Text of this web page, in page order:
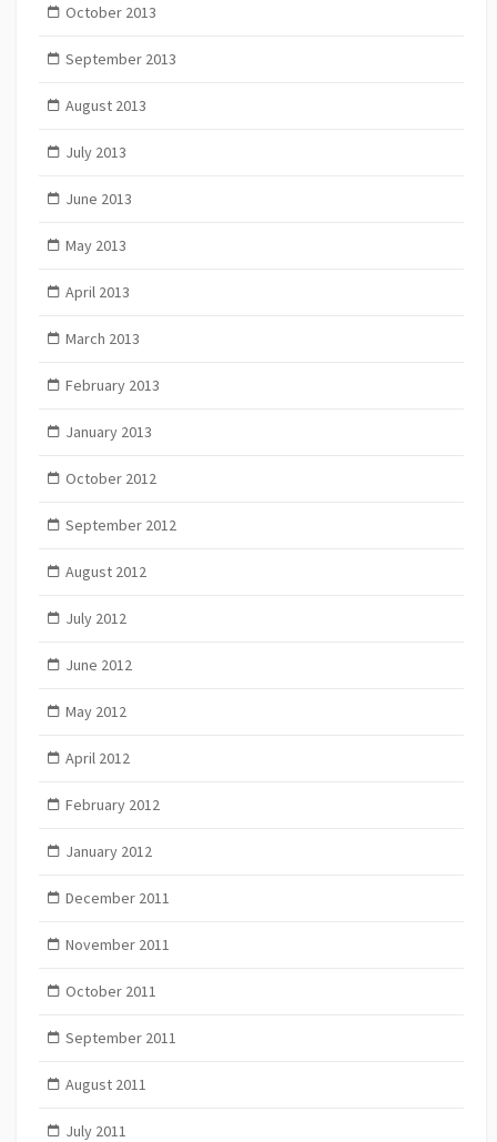
October 2013
September 2013
August 2013
July 2013
June 2013
May 2013
April 2013
March 2013
February 2013
January 2013
October 2012
September 2012
August 2012
July 2012
June 2012
May 2012
April 2012
February 2012
January 2012
December 2011
November 2011
October 2011
September 2011
August 2011
July 2011